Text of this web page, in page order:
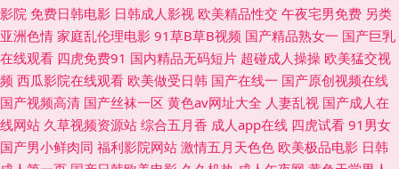
碰资源站 91经典视频观看 91在钱视频 99福利网 www日韩lll 超碰大香蕉伊
人 成人αⅴ免费 国产51视频 国产视频精品店 九九黄视西瓜 另类激情影音 日
本丰满少妇 色婷婷五月激情 五月天肏屄网 亚洲龙1级a片 最新A片网址 97超
碰96超碰 WWW鎿糀V 成人品人妻久久 国产日逼免费视频 久久精品妻 欧美
影院 免费日韩电影 日韩成人影视 欧美精品性交 午夜宅男免费 另类
亚洲色情 家庭乱伦理电影 91草B草B视频 国产精品熟女一 国产巨乳
在线观看 四虎免费91 国内精品无码短片 超碰成人操操 欧美猛交视
频 西瓜影院在线观看 欧美做受日韩 国产在线一 国产原创视频在线
国产视频高清 国产丝袜一区 黄色av网址大全 人妻乱视 国产成人在
线网站 久草视频资源站 综合五月香 成人app在线 四虎试看 91男女
国产男小鲜肉同 福利影院网站 激情五月天色色 欧美极品电影 日韩